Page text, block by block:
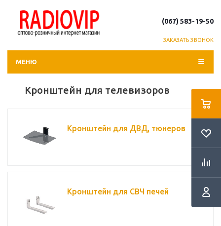
(067) 583-19-50
ЗАКАЗАТЬ ЗВОНОК
МЕНЮ
Кронштейн для телевизоров
Кронштейн для ДВД, тюнеров
Кронштейн для СВЧ печей